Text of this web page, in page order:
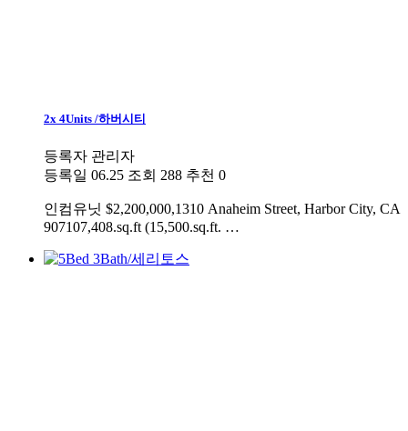
2x 4Units /하버시티
등록자 관리자
등록일 06.25 조회 288 추천 0
인컴유닛 $2,200,000,1310 Anaheim Street, Harbor City, CA
907107,408.sq.ft (15,500.sq.ft. …